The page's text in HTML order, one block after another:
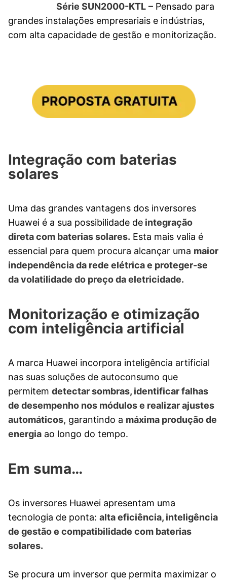
Série SUN2000-KTL – Pensado para
grandes instalações empresariais e indústrias,
com alta capacidade de gestão e monitorização.
Integração com baterias
solares
Uma das grandes vantagens dos inversores
Huawei é a sua possibilidade de integração
direta com baterias solares. Esta mais valia é
essencial para quem procura alcançar uma maior
independência da rede elétrica e proteger-se
da volatilidade do preço da eletricidade.
Monitorização e otimização
com inteligência artificial
A marca Huawei incorpora inteligência artificial
nas suas soluções de autoconsumo que
permitem detectar sombras, identificar falhas
de desempenho nos módulos e realizar ajustes
automáticos, garantindo a máxima produção de
energia ao longo do tempo.
Em suma…
Os inversores Huawei apresentam uma
tecnologia de ponta: alta eficiência, inteligência
de gestão e compatibilidade com baterias
solares.
Se procura um inversor que permita maximizar o